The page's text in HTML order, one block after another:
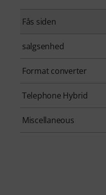
Fås siden
salgsenhed
Format converter
Telephone Hybrid
Miscellaneous